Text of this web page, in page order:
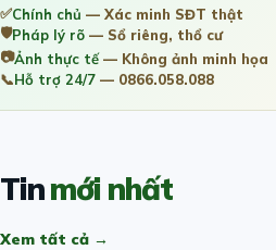
✅Chính chủ — Xác minh SĐT thật
🛡️Pháp lý rõ — Sổ riêng, thổ cư
📷Ảnh thực tế— Không ảnh minh họa
📞Hỗ trợ 24/7 — 0866.058.088
Tinmới nhất
Xem tất cả →